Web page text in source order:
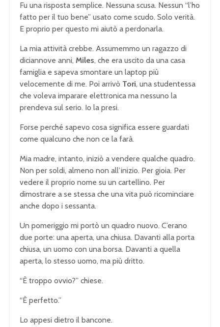
Fu una risposta semplice. Nessuna scusa. Nessun “l’ho
fatto per il tuo bene” usato come scudo. Solo verità.
E proprio per questo mi aiutò a perdonarla.
La mia attività crebbe. Assumemmo un ragazzo di
diciannove anni, Miles, che era uscito da una casa
famiglia e sapeva smontare un laptop più
velocemente di me. Poi arrivò Tori, una studentessa
che voleva imparare elettronica ma nessuno la
prendeva sul serio. Io la presi.
Forse perché sapevo cosa significa essere guardati
come qualcuno che non ce la farà.
Mia madre, intanto, iniziò a vendere qualche quadro.
Non per soldi, almeno non all’inizio. Per gioia. Per
vedere il proprio nome su un cartellino. Per
dimostrare a se stessa che una vita può ricominciare
anche dopo i sessanta.
Un pomeriggio mi portò un quadro nuovo. C’erano
due porte: una aperta, una chiusa. Davanti alla porta
chiusa, un uomo con una borsa. Davanti a quella
aperta, lo stesso uomo, ma più dritto.
“È troppo ovvio?” chiese.
“È perfetto.”
Lo appesi dietro il bancone.